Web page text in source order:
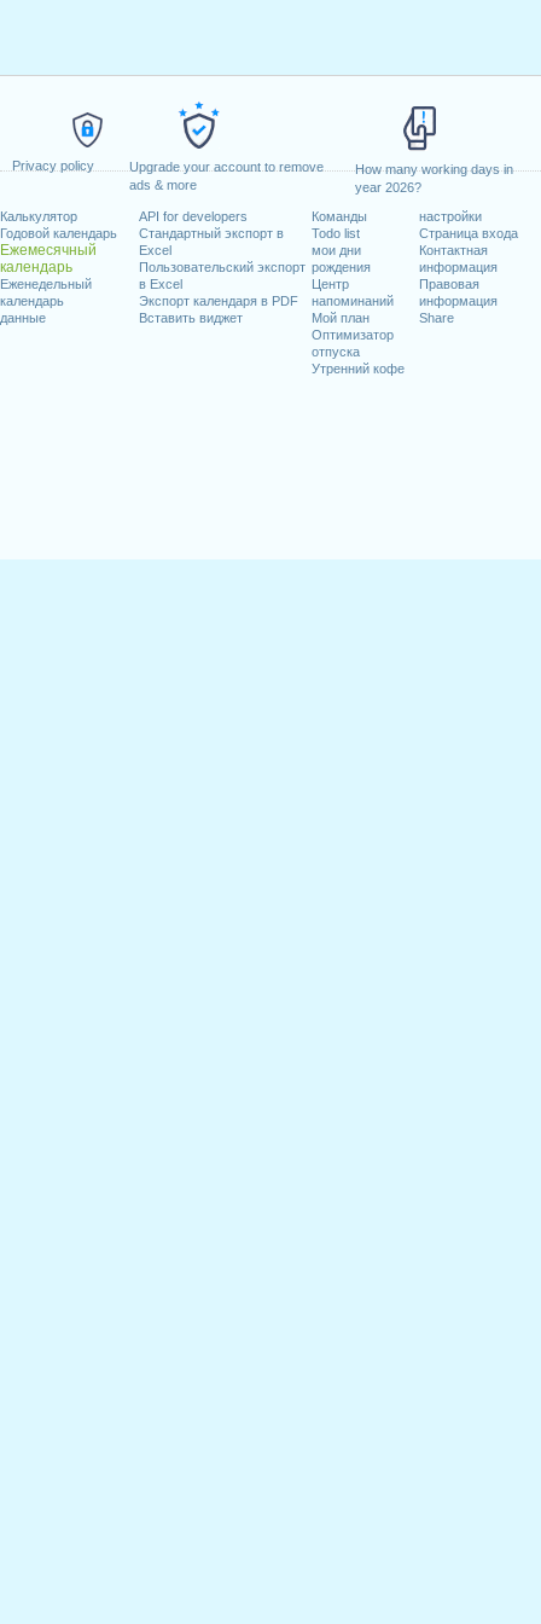
Privacy policy
Upgrade your account to remove
ads & more
How many working days in
year 2026?
Калькулятор
Годовой календарь
Ежемесячный
календарь
Еженедельный
календарь
данные
API for developers
Стандартный экспорт в
Excel
Пользовательский экспорт
в Excel
Экспорт календаря в PDF
Вставить виджет
Команды
Todo list
мои дни
рождения
Центр
напоминаний
Мой план
Оптимизатор
отпуска
Утренний кофе
настройки
Страница входа
Контактная
информация
Правовая
информация
Share